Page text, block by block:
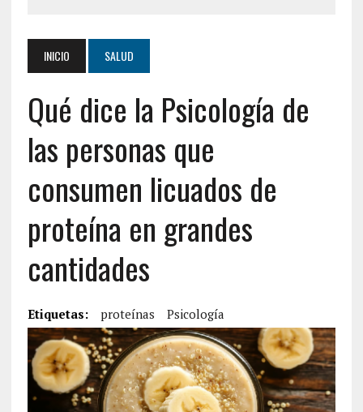
INICIO SALUD
Qué dice la Psicología de
las personas que
consumen licuados de
proteína en grandes
cantidades
Etiquetas: proteínas Psicología